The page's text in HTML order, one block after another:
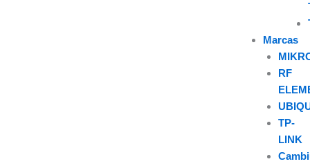
Marcas
RF
TP-
LINK